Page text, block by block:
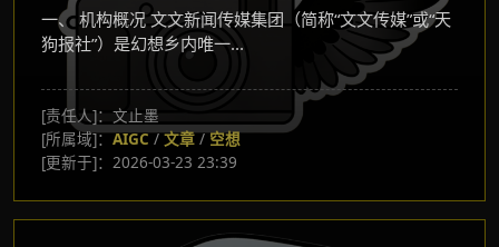
一、 机构概况 文文新闻传媒集团（简称“文文传媒”或“天
狗报社”）是幻想乡内唯一...
[责任人]：文止墨
[所属域]：AIGC/文章/空想
[更新于]：2026-03-23 23:39